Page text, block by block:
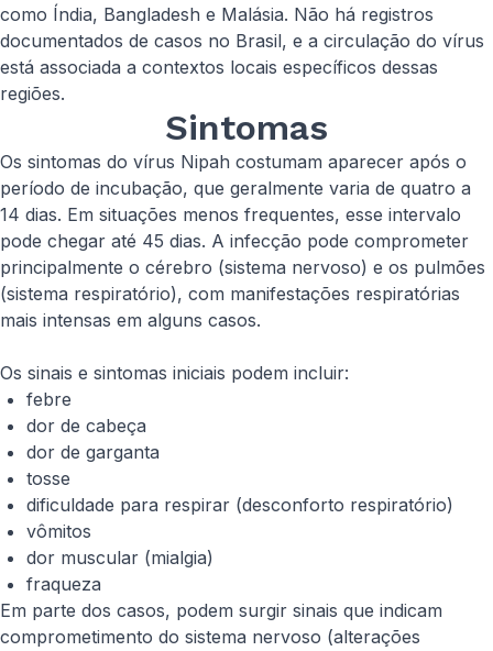
como Índia, Bangladesh e Malásia. Não há registros
documentados de casos no Brasil, e a circulação do vírus
está associada a contextos locais específicos dessas
regiões.
Sintomas
Os sintomas do vírus Nipah costumam aparecer após o
período de incubação, que geralmente varia de quatro a
14 dias. Em situações menos frequentes, esse intervalo
pode chegar até 45 dias. A infecção pode comprometer
principalmente o cérebro (sistema nervoso) e os pulmões
(sistema respiratório), com manifestações respiratórias
mais intensas em alguns casos.
Os sinais e sintomas iniciais podem incluir:
febre
dor de cabeça
dor de garganta
tosse
dificuldade para respirar (desconforto respiratório)
vômitos
dor muscular (mialgia)
fraqueza
Em parte dos casos, podem surgir sinais que indicam
comprometimento do sistema nervoso (alterações